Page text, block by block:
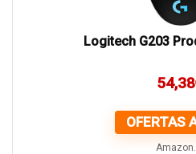
Logitech G203
54,38
OFERTAS